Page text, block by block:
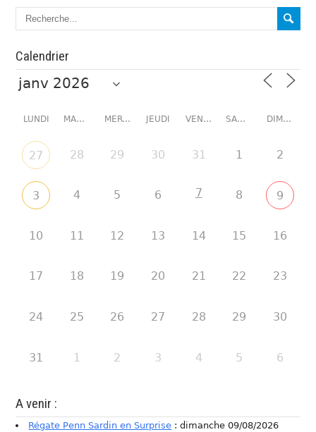
Calendrier
LUNDI MARDI MERCREDI JEUDI VENDREDI SAMEDI DIMANCHE
27 28 29 30 31 1 2
3 4 5 6 7 8 9
10 11 12 13 14 15 16
17 18 19 20 21 22 23
24 25 26 27 28 29 30
31 1 2 3 4 5 6
A venir :
Régate Penn Sardin en Surprise : dimanche 09/08/2026